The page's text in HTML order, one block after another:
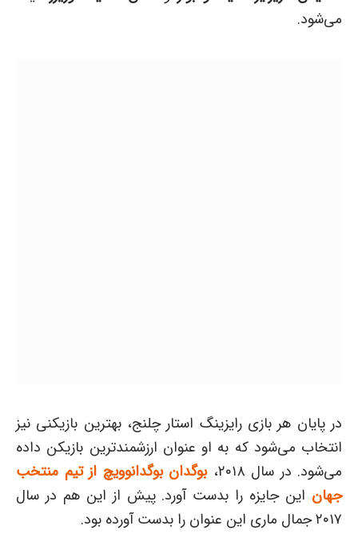
می‌شود.
در پایان هر بازی رایزینگ استار چلنج، بهترین بازیکنی نیز
انتخاب می‌شود که به او عنوان ارزشمندترین بازیکن داده
می‌شود. در سال ۲۰۱۸،‌
بوگدان بوگدانوویچ از تیم منتخب
جهان این جایزه را بدست آورد. پیش از این هم در سال
۲۰۱۷ جمال ماری این عنوان را بدست آورده بود.